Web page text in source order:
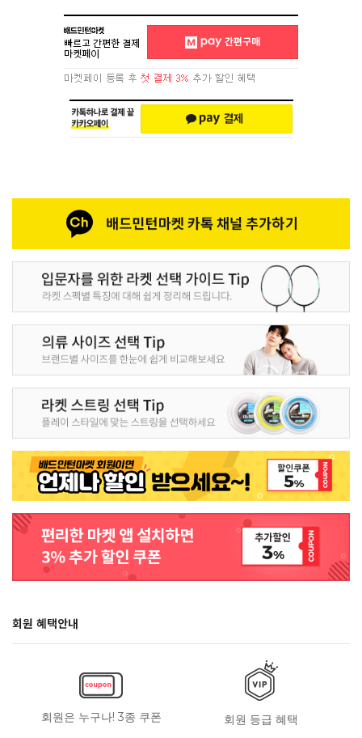
회원 혜택안내
회원은 누구나! 3종 쿠폰 회원 등급 혜택